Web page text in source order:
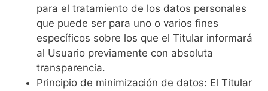
para el tratamiento de los datos personales
que puede ser para uno o varios fines
específicos sobre los que el Titular informará
al Usuario previamente con absoluta
transparencia.
Principio de minimización de datos: El Titular